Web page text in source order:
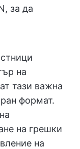
за да
на
тази важна
формат.
на грешки
на